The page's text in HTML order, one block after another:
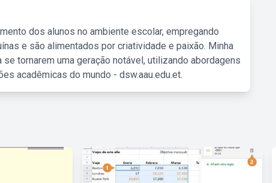
dos alunos no ambiente escolar, empregando
e são alimentados por criatividade e paixão. Minha
tornarem uma geração notável, utilizando abordagens
acadêmicas do mundo - dsw.aau.edu.et.